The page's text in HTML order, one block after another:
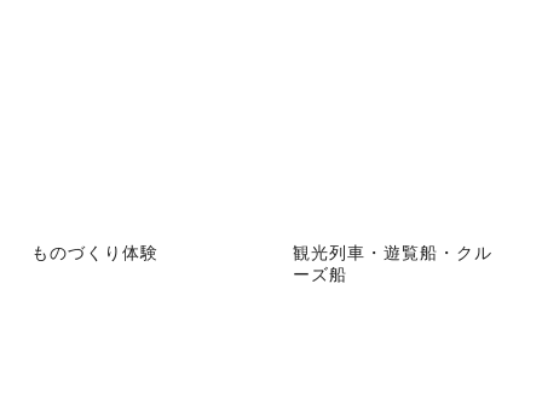
ものづくり体験
観光列車・遊覧船・クル
ーズ船